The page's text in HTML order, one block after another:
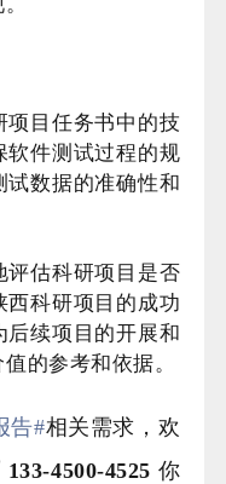
目任务书中的技
软件测试过程的规
数据的准确性和
评估科研项目是否
科研项目的成功
续项目的开展和
的参考和依据。
告#相关需求，欢
4500-4525 你